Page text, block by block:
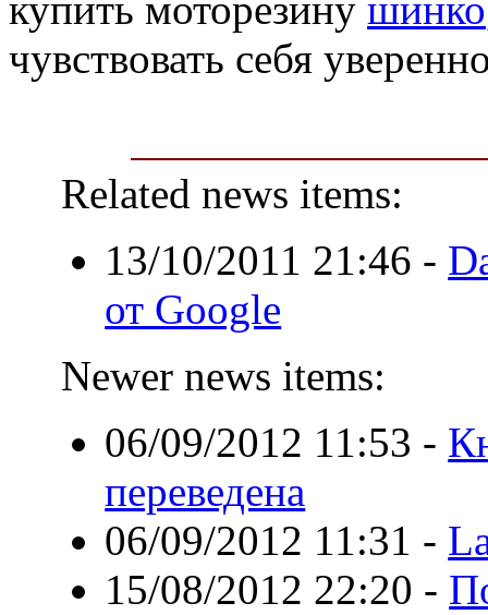
чувствовать себя
Related news items:
13/10/2011 21:46 -
от Google
Newer news items:
06/09/2012 11:53 -
переведена
06/09/2012 11:31 -
15/08/2012 22:20 -